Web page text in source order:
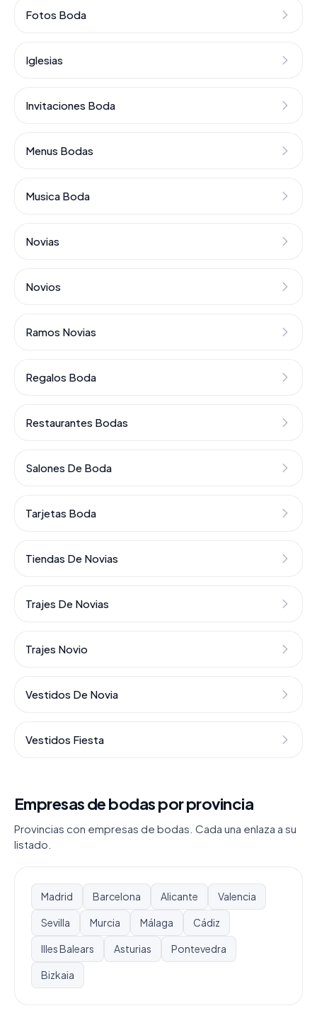
Fotos Boda
Iglesias
Invitaciones Boda
Menus Bodas
Musica Boda
Novias
Novios
Ramos Novias
Regalos Boda
Restaurantes Bodas
Salones De Boda
Tarjetas Boda
Tiendas De Novias
Trajes De Novias
Trajes Novio
Vestidos De Novia
Vestidos Fiesta
Empresas de bodas por provincia
Provincias con empresas de bodas. Cada una enlaza a su
listado.
Madrid Barcelona Alicante Valencia
Sevilla Murcia Málaga Cádiz
Illes Balears Asturias Pontevedra
Bizkaia